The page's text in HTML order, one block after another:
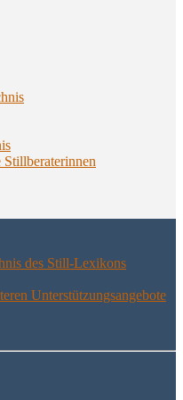
des Still-Lexikons
Unter­stüt­zungs­an­ge­bo­te